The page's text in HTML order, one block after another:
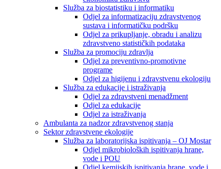
Služba za biostatistiku i informatiku
Odjel za informatizaciju zdravstvenog
sustava i informatičku podršku
Odjel za prikupljanje, obradu i analizu
zdravstveno statističkih podataka
Služba za promociju zdravlja
Odjel za preventivno-promotivne
programe
Odjel za higijenu i zdravstvenu ekologiju
Služba za edukacije i istraživanja
Odjel za zdravstveni menadžment
Odjel za edukacije
Odjel za istraživanja
Ambulanta za nadzor zdravstvenog stanja
Sektor zdravstvene ekologije
Služba za laboratorijska ispitivanja – OJ Mostar
Odjel mikrobioloških ispitivanja hrane,
vode i POU
Odjel kemijskih ispitivanja hrane, vode i